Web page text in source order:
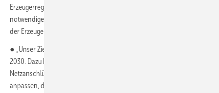
Erzeugerregion genutzt werden können. Dafür werden wir alle
notwendigen Regelungen überprüfen. Grün erzeugter Strom muss in
der Erzeugerregion auch als grüner Strom genutzt werden dürfen.“
● „Unser Ziel für den Ausbau der Photovoltaik sind ca. 200 GW bis
2030. Dazu beseitigen wir alle Hemmnisse, u. a. werden wir
Netzanschlüsse und die Zertifizierung beschleunigen, Vergütungssätze
anpassen, die Ausschreibungspflicht für große Dachanlagen und die